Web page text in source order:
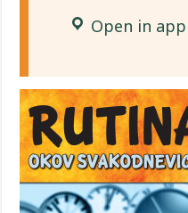
Open in app